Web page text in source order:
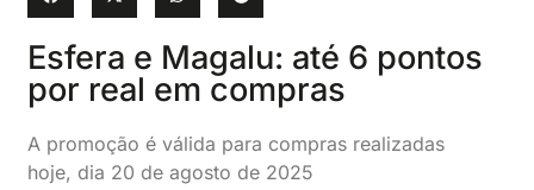
Esfera e Magalu: até 6 pontos
por real em compras
A promoção é válida para compras realizadas
hoje, dia 20 de agosto de 2025